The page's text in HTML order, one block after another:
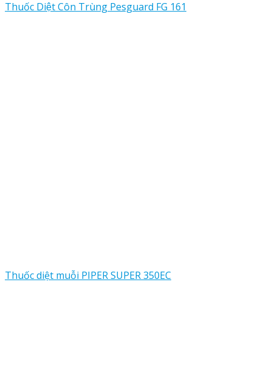
Thuốc Diệt Côn Trùng Pesguard FG 161
Thuốc diệt muỗi PIPER SUPER 350EC